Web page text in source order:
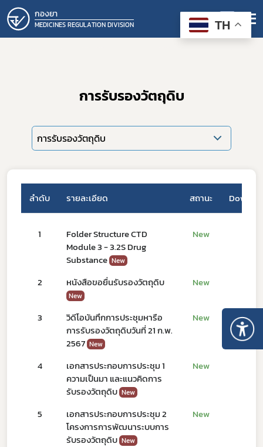
กองยา
MEDICINES REGULATION DIVISION
การรับรองวัตถุดิบ
การรับรองวัตถุดิบ
ลำดับ รายละเอียด สถานะ
1
Folder Structure CTD
Module 3 - 3.2S Drug
Substance New
New
2 หนังสือขอยื่นรับรองวัตถุดิบ
New
New
3
วิดีโอบันทึกการประชุมหารือ
การรับรองวัตถุดิบวันที่ 21 ก.พ.
2567 New
New
4
เอกสารประกอบการประชุม 1
ความเป็นมา และแนวคิดการ
รับรองวัตถุดิบ New
New
5
เอกสารประกอบการประชุม 2
โครงการการพัฒนาระบบการ
รับรองวัตถุดิบ New
New
TH